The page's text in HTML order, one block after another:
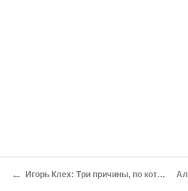
← Игорь Клех: Три причины, по которым мне нравится этот писатель